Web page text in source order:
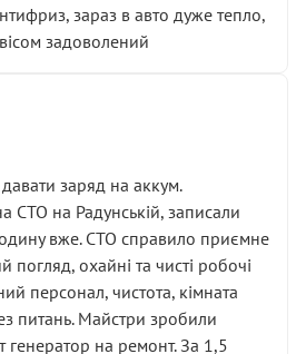
зараз в авто дуже тепло,
задоволений
заряд на аккум.
СТО на Радунській, записали
вже. СТО справило приємне
охайні та чисті робочі
персонал, чистота, кімната
питань. Майстри зробили
генератор на ремонт. За 1,5